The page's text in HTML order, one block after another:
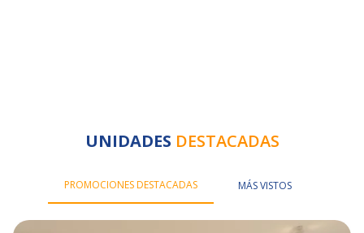
UNIDADES DESTACADAS
PROMOCIONES DESTACADAS MÁS VISTOS